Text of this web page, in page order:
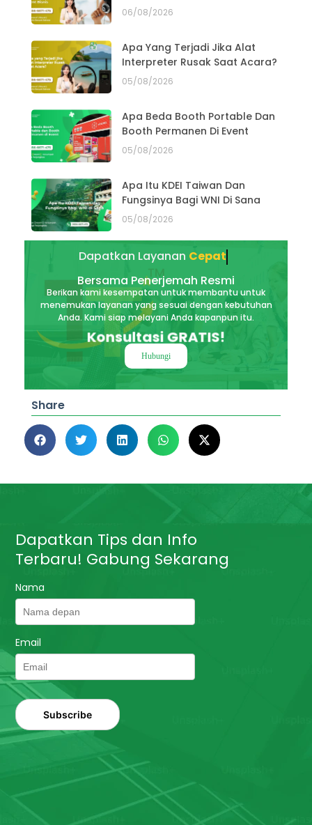
06/08/2026
Apa Yang Terjadi Jika Alat
Interpreter Rusak Saat Acara?
05/08/2026
Apa Beda Booth Portable Dan
Booth Permanen Di Event
05/08/2026
Apa Itu KDEI Taiwan Dan
Fungsinya Bagi WNI Di Sana
05/08/2026
Dapatkan LayananAkurat
Bersama Penerjemah Resmi
Berikan kami kesempatan untuk membantu untuk
menemukan layanan yang sesuai dengan kebutuhan
Anda. Kami siap melayani Anda kapanpun itu.
Konsultasi GRATIS!
Hubungi
Share
Dapatkan Tips dan Info
Terbaru! Gabung Sekarang
Nama
Email
Subscribe